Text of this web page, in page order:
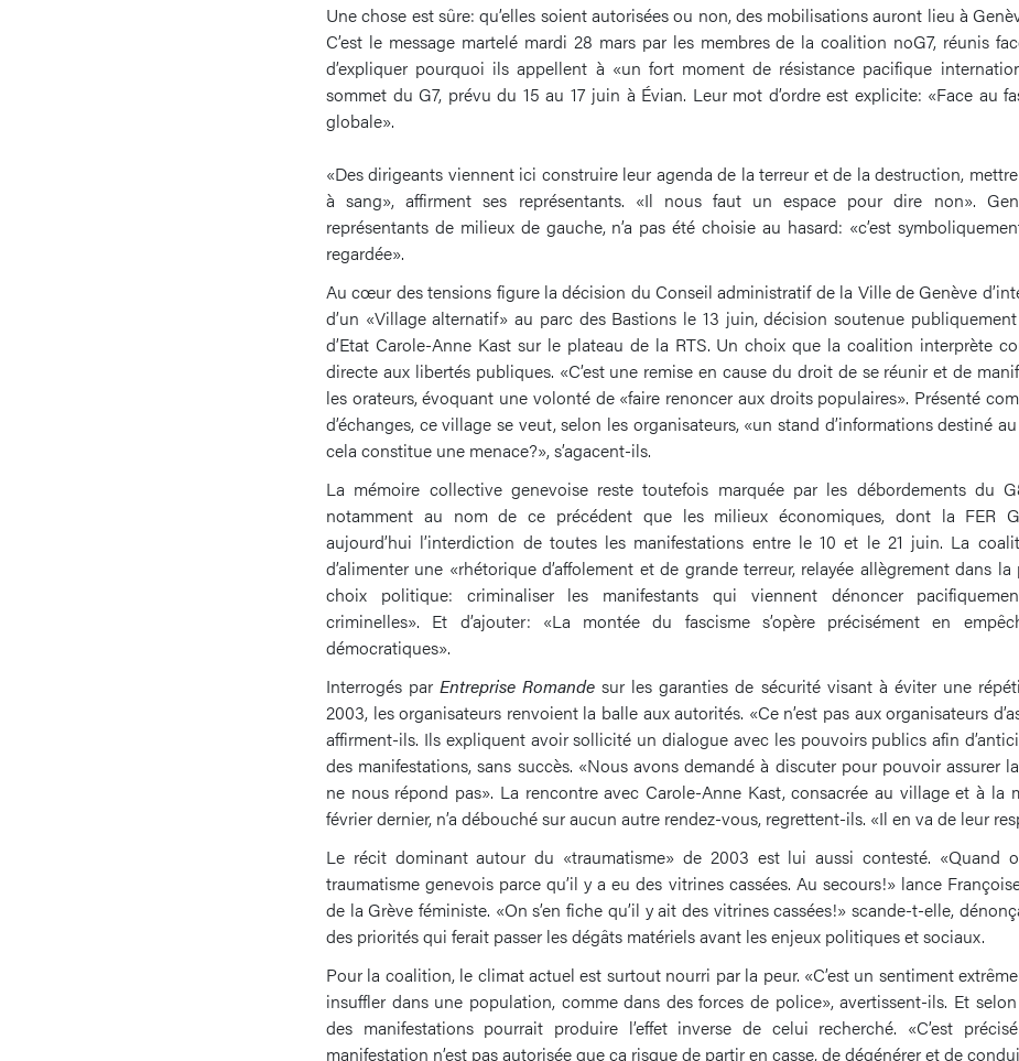
Une chose est sûre: qu’elles soient autorisées ou non, des mobilisations auront lieu à
C’est le message martelé mardi 28 mars par les membres de la coalition noG7, réunis
d’expliquer pourquoi ils appellent à «un fort moment de résistance pacifique
sommet du G7, prévu du 15 au 17 juin à Évian. Leur mot d’ordre est explicite: «Face au
globale».
«Des dirigeants viennent ici construire leur agenda de la terreur et de la destruction,
à sang», affirment ses représentants. «Il nous faut un espace pour dire non».
représentants de milieux de gauche, n’a pas été choisie au hasard: «c’est
regardée».
Au cœur des tensions figure la décision du Conseil administratif de la Ville de Genève
d’un «Village alternatif» au parc des Bastions le 13 juin, décision soutenue
d’Etat Carole-Anne Kast sur le plateau de la RTS. Un choix que la coalition interprète
directe aux libertés publiques. «C’est une remise en cause du droit de se réunir et de
les orateurs, évoquant une volonté de «faire renoncer aux droits populaires». Présenté
d’échanges, ce village se veut, selon les organisateurs, «un stand d’informations destiné
cela constitue une menace?», s’agacent-ils.
La mémoire collective genevoise reste toutefois marquée par les débordements du
notamment au nom de ce précédent que les milieux économiques, dont la FER
aujourd’hui l’interdiction de toutes les manifestations entre le 10 et le 21 juin. La
d’alimenter une «rhétorique d’affolement et de grande terreur, relayée allègrement dans la
choix politique: criminaliser les manifestants qui viennent dénoncer
criminelles». Et d’ajouter: «La montée du fascisme s’opère précisément en
démocratiques».
Interrogés parEntreprise Romande sur les garanties de sécurité visant à éviter une
2003, les organisateurs renvoient la balle aux autorités. «Ce n’est pas aux organisateurs
affirment-ils. Ils expliquent avoir sollicité un dialogue avec les pouvoirs publics afin
des manifestations, sans succès. «Nous avons demandé à discuter pour pouvoir assurer
ne nous répond pas». La rencontre avec Carole-Anne Kast, consacrée au village et à la
février dernier, n’a débouché sur aucun autre rendez-vous, regrettent-ils. «Il en va de leur
Le récit dominant autour du «traumatisme» de 2003 est lui aussi contesté. «Quand
traumatisme genevois parce qu’il y a eu des vitrines cassées. Au secours!» lance
de la Grève féministe. «On s’en fiche qu’il y ait des vitrines cassées!» scande-t-elle,
des priorités qui ferait passer les dégâts matériels avant les enjeux politiques et sociaux.
Pour la coalition, le climat actuel est surtout nourri par la peur. «C’est un sentiment
insuffler dans une population, comme dans des forces de police», avertissent-ils. Et
des manifestations pourrait produire l’effet inverse de celui recherché. «C’est
manifestation n’est pas autorisée que ça risque de partir en casse, de dégénérer et de